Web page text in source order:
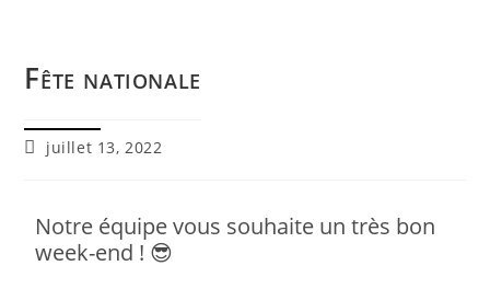
Fête nationale
juillet 13, 2022
Notre équipe vous souhaite un très bon
week-end ! 😎